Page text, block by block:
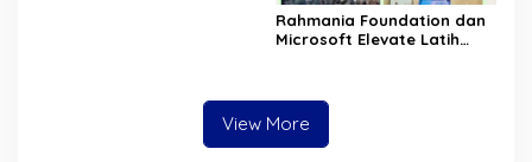
Rahmania Foundation dan
Microsoft Elevate Latih
View More